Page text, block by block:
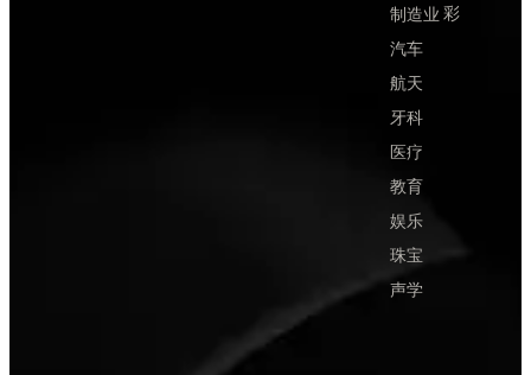
制造业
汽车
航天
牙科
医疗
教育
娱乐
珠宝
声学
彩